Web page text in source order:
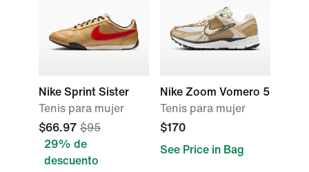
Nike Sprint Sister
Tenis para mujer
$66.97 $95
29% de
descuento
Nike Zoom Vomero 5
Tenis para mujer
$170
See Price in Bag